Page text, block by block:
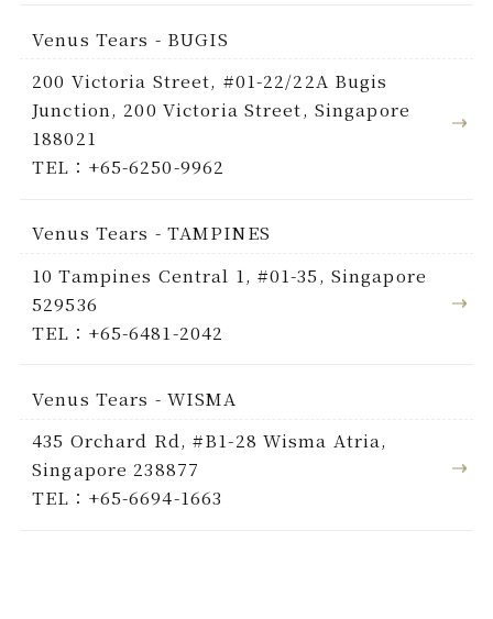
Venus Tears - BUGIS
200 Victoria Street, #01-22/22A Bugis
Junction, 200 Victoria Street, Singapore
188021
TEL：+65-6250-9962
Venus Tears - TAMPINES
10 Tampines Central 1, #01-35, Singapore
529536
TEL：+65-6481-2042
Venus Tears - WISMA
435 Orchard Rd, #B1-28 Wisma Atria,
Singapore 238877
TEL：+65-6694-1663